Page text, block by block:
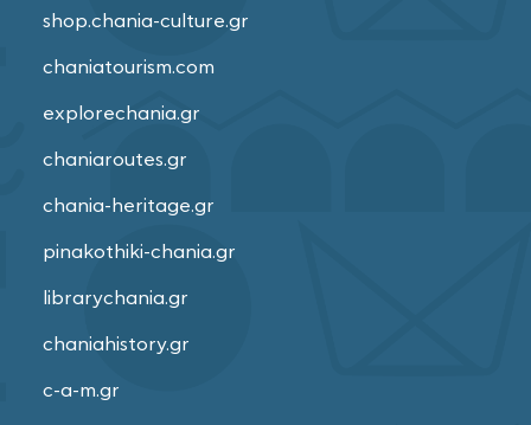
shop.chania-culture.gr
chaniatourism.com
explorechania.gr
chaniaroutes.gr
chania-heritage.gr
pinakothiki-chania.gr
librarychania.gr
chaniahistory.gr
c-a-m.gr